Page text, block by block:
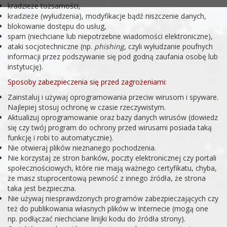
kradzieże tożsamości,
kradzieże (wyłudzenia), modyfikacje bądź niszczenie danych,
blokowanie dostępu do usług,
spam (niechciane lub niepotrzebne wiadomości elektroniczne),
ataki socjotechniczne (np. phishing, czyli wyłudzanie poufnych
informacji przez podszywanie się pod godną zaufania osobę lub
instytucję).
Sposoby zabezpieczenia się przed zagrożeniami:
Zainstaluj i używaj oprogramowania przeciw wirusom i spyware.
Najlepiej stosuj ochronę w czasie rzeczywistym.
Aktualizuj oprogramowanie oraz bazy danych wirusów (dowiedz
się czy twój program do ochrony przed wirusami posiada taką
funkcję i robi to automatycznie).
Nie otwieraj plików nieznanego pochodzenia.
Nie korzystaj ze stron banków, poczty elektronicznej czy portali
społecznościowych, które nie mają ważnego certyfikatu, chyba,
że masz stuprocentową pewność z innego źródła, że strona
taka jest bezpieczna.
Nie używaj niesprawdzonych programów zabezpieczających czy
też do publikowania własnych plików w Internecie (mogą one
np. podłączać niechciane linijki kodu do źródła strony).